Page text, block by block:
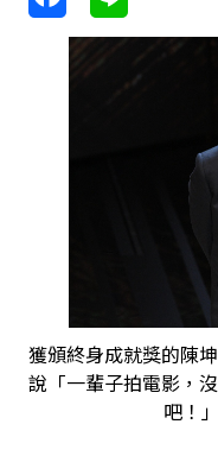
獲頒終身成就獎的陳
說「一輩子拍電影，
吧！